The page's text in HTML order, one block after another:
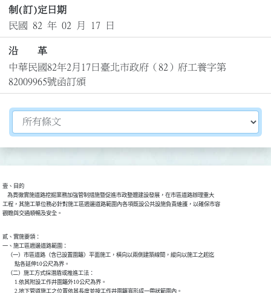
制(訂)定日期
民國 82 年 02 月 17 日
沿 革
中華民國82年2月17日臺北市政府（82）府工養字第
82009965號函訂頒
切換選擇法規資訊內容
壹、目的
    為貫徹實施道路挖掘業務加強管制措施暨促進市政整體建設發展，在市區道路辦理重大
工程，其施工單位務必針對施工區週邊道路範圍內各項既設公共設施負責維護，以確保市容
觀瞻與交通順暢及安全。
貳、實施要領：
一、施工區週邊道路範圍：
    （一）市區道路（含已設置圍籬）平面施工，橫向以兩側建築線間，縱向以施工之起迄
          點各延伸10公尺為界。
    （二）施工方式採潛盾或推進工法：
          1.依其附設工作井圍籬外10公尺為界。
          2.地下管道施工之位置依其長度並按工作井圍籬寬形成一帶狀範圍內。